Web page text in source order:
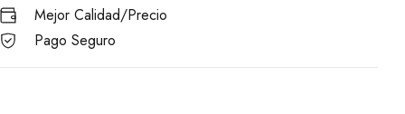
Mejor Calidad/Precio
Pago Seguro